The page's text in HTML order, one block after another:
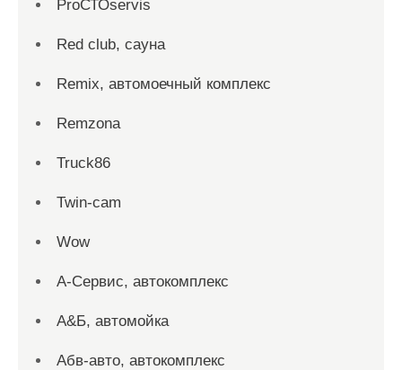
ProСТОservis
Red сlub, сауна
Remix, автомоечный комплекс
Remzona
Truck86
Twin-cam
Wow
А-Сервис, автокомплекс
А&Б, автомойка
Абв-авто, автокомплекс